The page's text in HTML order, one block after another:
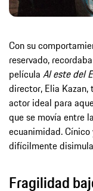
Con su
reservado,
película Al este del
director, Elia Kazan,
actor ideal para
que se movía entre
ecuanimidad. Cínico
difícilmente
Fragilidad